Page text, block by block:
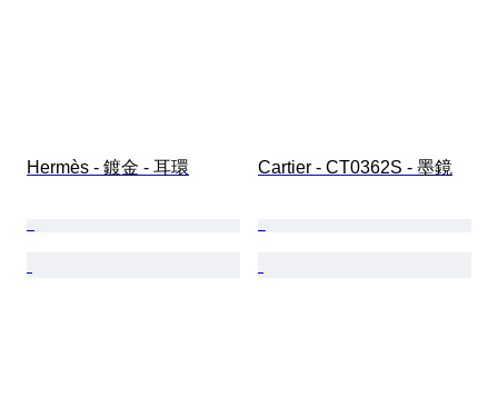
Hermès - 鍍金 - 耳環 Cartier - CT0362S - 墨鏡